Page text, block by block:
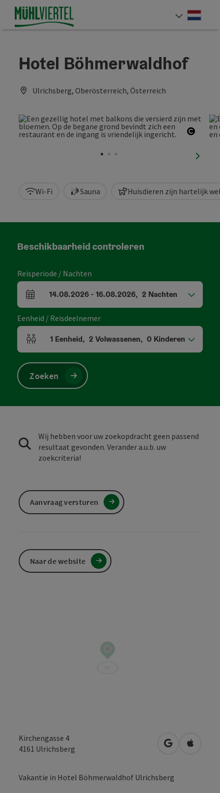
InhoudAccesskey
[0]
NavigatieAccesskey
[1]
PaginabeginAccesskey
[2]
Hotel Böhmerwaldhof
Ulrichsberg, Oberösterreich, Österreich
Wi-Fi Sauna Huisdieren zijn hartelijk
Kirchengasse 4
4161 Ulrichsberg Openen in
Vakantie in Hotel Böhmerwaldhof Ulrichsberg
Beschikbaarheid controleren
Reisperiode / Nachten
Velden voor aankomst en vertrek
14.08.2026- 16.08.2026, 2 Nachten
Eenheid / Reisdeelnemer
Aantal eenheden en persoonsvelden
1 Eenheid, 2 Volwassenen, 0 Kinderen
Zoeken
Wij hebben voor uw zoekopdracht geen passend
resultaat gevonden. Verander a.u.b. uw
zoekcriteria!
Aanvraag versturen
Naar de website